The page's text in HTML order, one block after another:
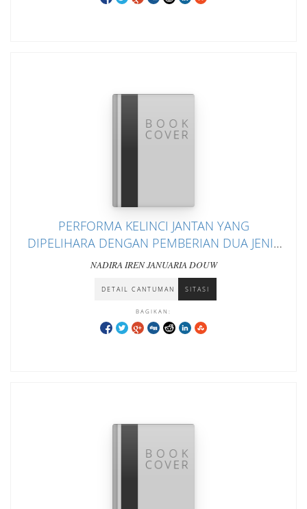
PERFORMA KELINCI JANTAN YANG
DIPELIHARA DENGAN PEMBERIAN DUA JENIS
PAKAN
NADIRA IREN JANUARIA DOUW
DETAIL CANTUMAN SITASI
BAGIKAN: